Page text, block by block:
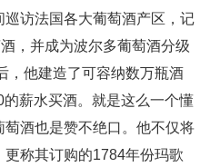
访法国各大葡萄酒产区，记
，并成为波尔多葡萄酒分级
，他建造了可容纳数万瓶酒
薪水买酒。就是这么一个懂
酒也是赞不绝口。他不仅将
称其订购的1784年份玛歌